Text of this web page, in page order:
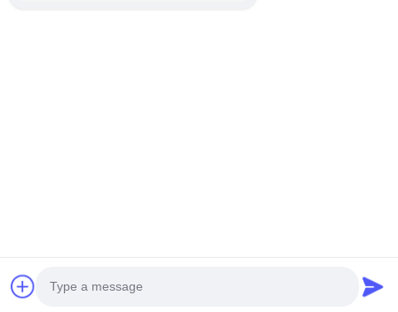
Copyright © 2014 - 2026 Shenzhen GSP Greenhouse Spare Parts